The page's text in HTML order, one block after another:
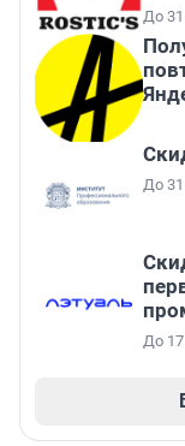
До 31
До 31
До 17